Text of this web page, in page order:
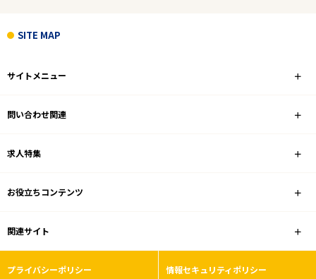
SITE MAP
サイトメニュー
問い合わせ関連
求人特集
お役立ちコンテンツ
関連サイト
プライバシーポリシー 情報セキュリティポリシー